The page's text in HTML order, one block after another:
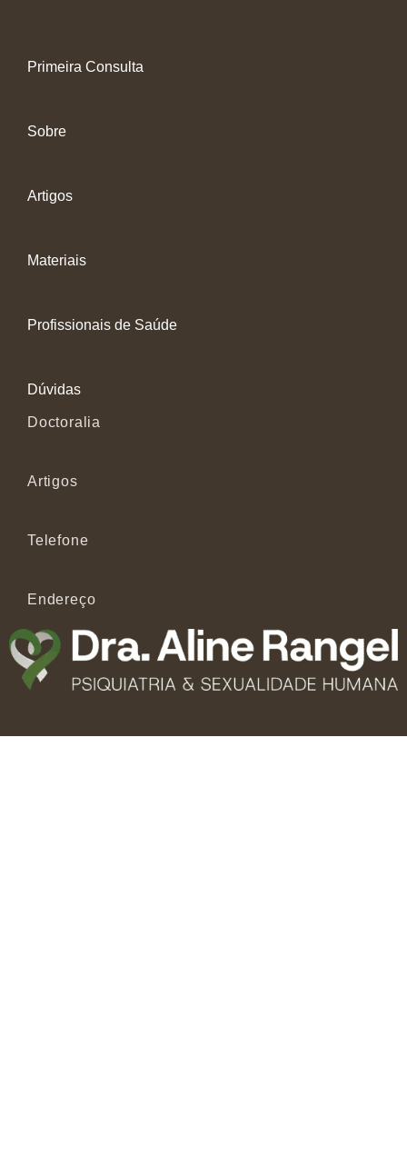
Primeira Consulta
Sobre
Artigos
Materiais
Profissionais de Saúde
Dúvidas
Doctoralia
Artigos
Telefone
Endereço